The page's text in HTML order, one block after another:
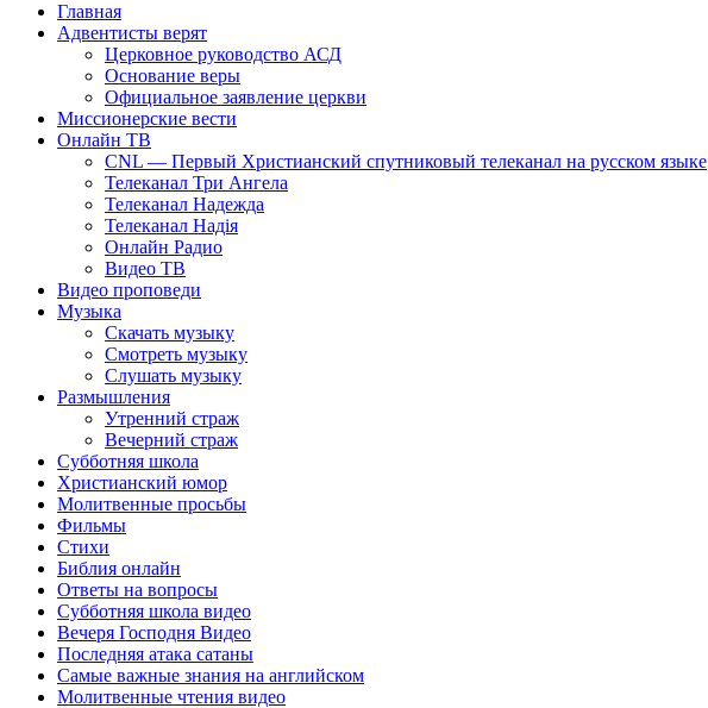
Главная
Адвентисты верят
Церковное руководство АСД
Основание веры
Официальное заявление церкви
Миссионерские вести
Онлайн ТВ
CNL — Первый Христианский спутниковый телеканал на русском языке
Телеканал Три Ангела
Телеканал Надежда
Телеканал Надія
Онлайн Радио
Видео ТВ
Видео проповеди
Музыка
Скачать музыку
Смотреть музыку
Слушать музыку
Размышления
Утренний страж
Вечерний страж
Субботняя школа
Христианский юмор
Молитвенные просьбы
Фильмы
Стихи
Библия онлайн
Ответы на вопросы
Субботняя школа видео
Вечеря Господня Видео
Последняя атака сатаны
Самые важные знания на английском
Молитвенные чтения видео